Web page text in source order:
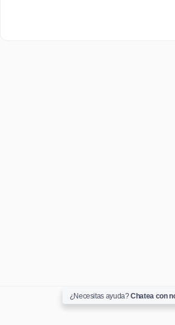
¿Necesitas ayuda?Chatea con